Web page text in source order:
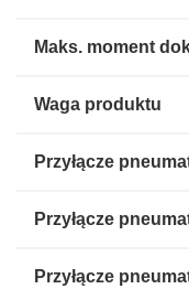
Maks. moment
Waga produktu
Przyłącze
Przyłącze
Przyłącze